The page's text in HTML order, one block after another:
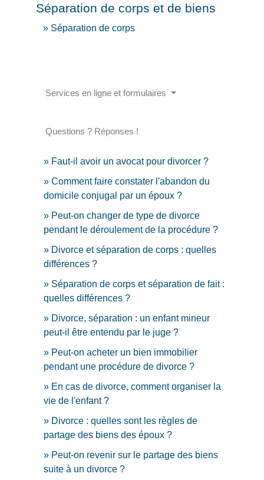
Séparation de corps et de biens
Séparation de corps
Services en ligne et formulaires
Questions ? Réponses !
Faut-il avoir un avocat pour divorcer ?
Comment faire constater l'abandon du
domicile conjugal par un époux ?
Peut-on changer de type de divorce
pendant le déroulement de la procédure ?
Divorce et séparation de corps : quelles
différences ?
Séparation de corps et séparation de fait :
quelles différences ?
Divorce, séparation : un enfant mineur
peut-il être entendu par le juge ?
Peut-on acheter un bien immobilier
pendant une procédure de divorce ?
En cas de divorce, comment organiser la
vie de l'enfant ?
Divorce : quelles sont les règles de
partage des biens des époux ?
Peut-on revenir sur le partage des biens
suite à un divorce ?